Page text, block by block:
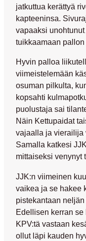
jatkuttua kerättyä
kapteeninsa.
vapaaksi unohtunut
tuikkaamaan
Hyvin palloa
viimeistelemään
osuman pilkulta,
kopsahti
puolustaja sai
Näin Kettupaidat
vajaalla ja vierailija
Samalla katkesi
mittaiseksi venynyt
JJK:n viimeinen
vaikea ja se hakee
pistekantaan
Edellisen kerran
KPV:tä vastaan
ollut läpi kauden